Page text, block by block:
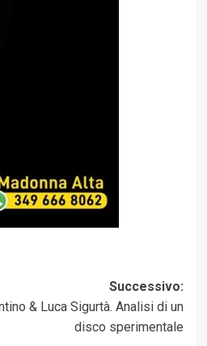
Successivo:
& Luca Sigurtà. Analisi di un
disco sperimentale